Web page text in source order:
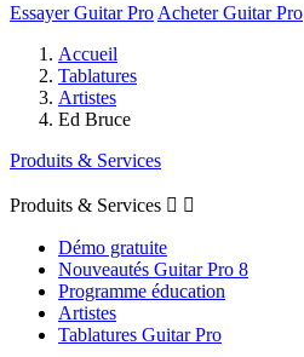
Essayer Guitar Pro Acheter Guitar Pro
Accueil
Tablatures
Artistes
Ed Bruce
Produits & Services
Produits & Services  
Démo gratuite
Nouveautés Guitar Pro 8
Programme éducation
Artistes
Tablatures Guitar Pro